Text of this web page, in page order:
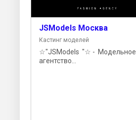
JSModels Москва
Кастинг моделей
☆"JSModels "☆ - Модельное
агентство...